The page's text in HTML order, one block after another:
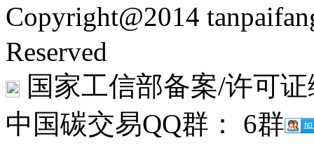
Copyright@2014
Reserved
国家工信部备案/许可
中国碳交易QQ群： 6群